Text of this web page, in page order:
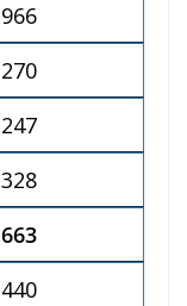
966
270
247
328
663
440